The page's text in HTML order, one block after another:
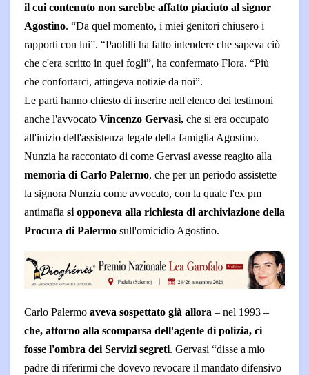
il cui contenuto non sarebbe affatto piaciuto al signor
Agostino. “Da quel momento, i miei genitori chiusero i
rapporti con lui”. “Paolilli ha fatto intendere che sapeva ciò
che c'era scritto in quei fogli”, ha confermato Flora. “Più
che confortarci, attingeva notizie da noi”.
Le parti hanno chiesto di inserire nell'elenco dei testimoni
anche l'avvocato Vincenzo Gervasi, che si era occupato
all'inizio dell'assistenza legale della famiglia Agostino.
Nunzia ha raccontato di come Gervasi avesse reagito alla
memoria di Carlo Palermo, che per un periodo assistette
la signora Nunzia come avvocato, con la quale l'ex pm
antimafia si opponeva alla richiesta di archiviazione della
Procura di Palermo sull'omicidio Agostino.
Carlo Palermo aveva sospettato già allora – nel 1993 –
che, attorno alla scomparsa dell'agente di polizia, ci
fosse l'ombra dei Servizi segreti. Gervasi “disse a mio
padre di riferirmi che dovevo revocare il mandato difensivo